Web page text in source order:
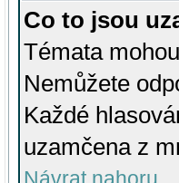
Co to jsou
Témata
Nemůžete
Každé
uzamčena z